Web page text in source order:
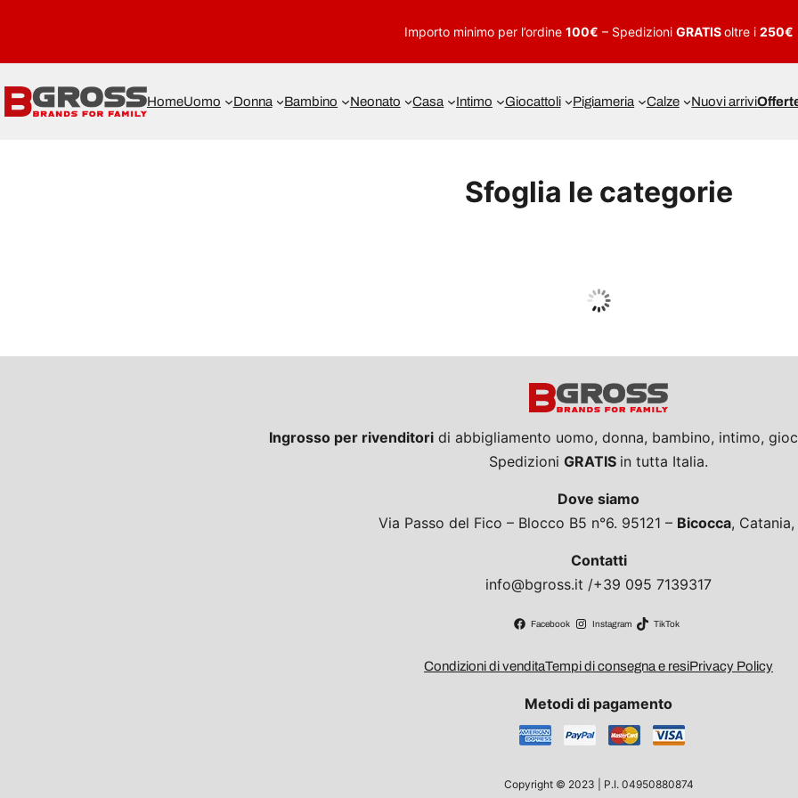
Importo minimo per l’ordine 100€ – Spedizioni GRATISoltre i 250€
HomeUomo Donna Bambino Neonato Casa Intimo Giocattoli Pigiameria Calze Nuovi arrivi
Sfoglia le categorie
Guarda tutto
Ingrosso per rivenditori di abbigliamento uomo, donna, bambino, intimo,
Spedizioni GRATIS in tutta Italia.
Dove siamo
Via Passo del Fico – Blocco B5 n°6. 95121 – Bicocca,
Contatti
info@bgross.it /+39 095 7139317
Facebook Instagram TikTok
Condizioni di venditaTempi di consegna e resiPrivacy Policy
Metodi di pagamento
Copyright © 2023 | P.I. 04950880874